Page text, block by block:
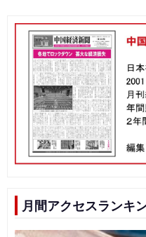
月間アクセスランキ